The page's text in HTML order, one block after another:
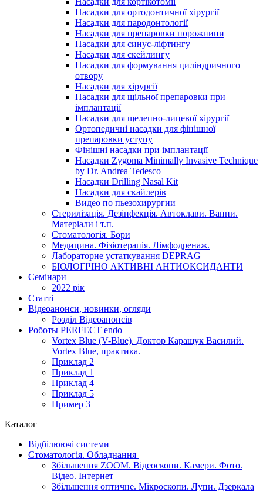
Насадки для ортодонтичної хірургії
Насадки для пародонтології
Насадки для препаровки порожнини
Насадки для синус-ліфтингу
Насадки для скейлингу
Насадки для формування циліндричного
отвору
Насадки для хірургії
Насадки для щільної препаровки при
імплантації
Насадки для щелепно-лицевої хірургії
Ортопедичні насадки для фінішної
препаровки уступу
Фінішні насадки при імплантації
Насадки Zygoma Minimally Invasive Technique
by Dr. Andrea Tedesco
Насадки Drilling Nasal Kit
Насадки для скайлерів
Видео по пьезохирургии
Стерилізація. Дезінфекція. Автоклави. Ванни.
Матеріали і т.п.
Стоматологія. Бори
Медицина. Фізіотерапія. Лімфодренаж.
Лабораторне устаткування DEPRAG
БІОЛОГІЧНО АКТИВНІ АНТИОКСИДАНТИ
Семінари
2022 рік
Статті
Відеоанонси, новинки, огляди
Розділ Відеоанонсів
Роботы PERFECT endo
Vortex Blue (V-Blue). Доктор Каращук Василий.
Vortex Blue, практика.
Приклад 2
Приклад 1
Приклад 4
Приклад 5
Пример 3
Каталог
Відбілюючі системи
Стоматологія. Обладнання
Збільшення ZOOM. Відеоскопи. Камери. Фото.
Відео. Інтернет
Збільшення оптичне. Мікроскопи. Лупи. Дзеркала